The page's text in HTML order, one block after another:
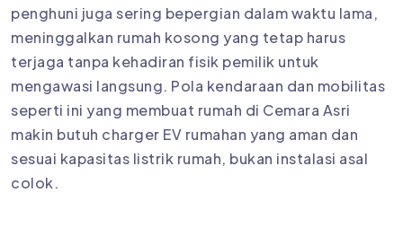
penghuni juga sering bepergian dalam waktu lama,
meninggalkan rumah kosong yang tetap harus
terjaga tanpa kehadiran fisik pemilik untuk
mengawasi langsung. Pola kendaraan dan mobilitas
seperti ini yang membuat rumah di Cemara Asri
makin butuh charger EV rumahan yang aman dan
sesuai kapasitas listrik rumah, bukan instalasi asal
colok.